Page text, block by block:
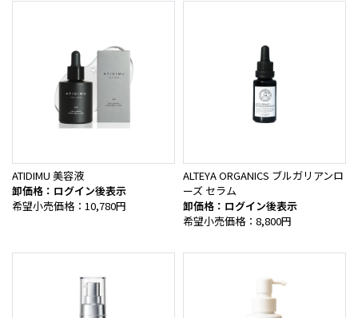
ATIDIMU 美容液
卸価格：ログイン後表示
希望小売価格：10,780円
ALTEYA ORGANICS ブルガリアンロ
ーズ セラム
卸価格：ログイン後表示
希望小売価格：8,800円